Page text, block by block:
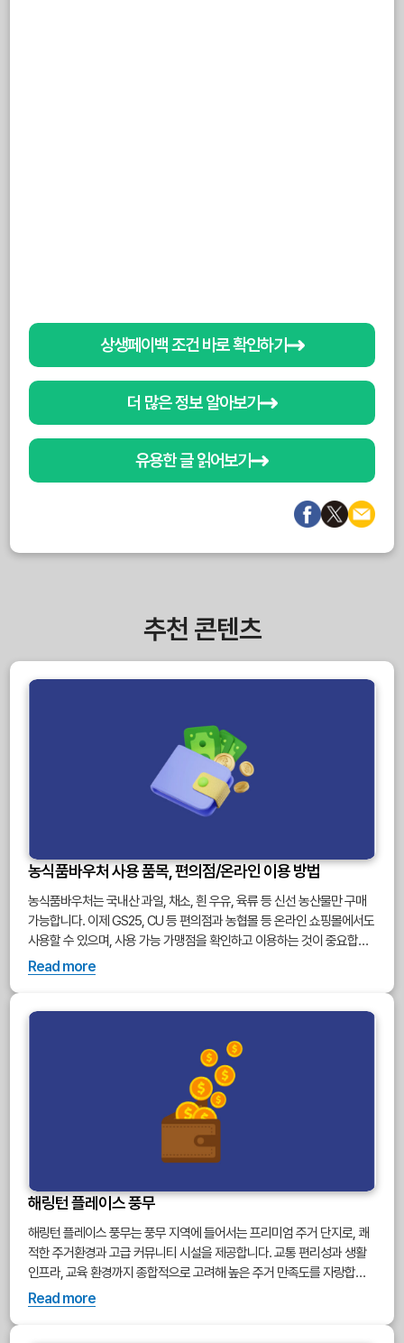
상생페이백 조건 바로 확인하기
더 많은 정보 알아보기
유용한 글 읽어보기
추천 콘텐츠
농식품바우처 사용 품목, 편의점/온라인 이용 방법
농식품바우처는 국내산 과일, 채소, 흰 우유, 육류 등 신선 농산물만 구매
가능합니다. 이제 GS25, CU 등 편의점과 농협몰 등 온라인 쇼핑몰에서도
사용할 수 있으며, 사용 가능 가맹점을 확인하고 이용하는 것이 중요합니
다.
Read more
해링턴 플레이스 풍무
해링턴 플레이스 풍무는 풍무 지역에 들어서는 프리미엄 주거 단지로, 쾌
적한 주거환경과 고급 커뮤니티 시설을 제공합니다. 교통 편리성과 생활
인프라, 교육 환경까지 종합적으로 고려해 높은 주거 만족도를 자랑합니
다.
Read more